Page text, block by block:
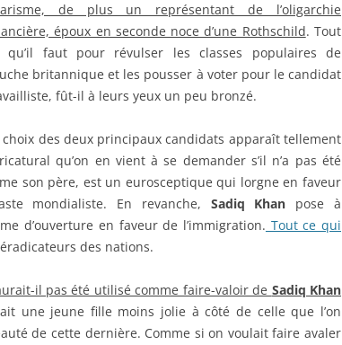
de plus un représentant de l’oligarchie
époux en seconde noce d’une Rothschild. Tout
qu’il faut pour révulser les classes populaires de
britannique et les pousser à voter pour le candidat
fût-il à leurs yeux un peu bronzé.
choix des deux principaux candidats apparaît tellement
qu’on en vient à se demander s’il n’a pas été
son père, est un eurosceptique qui lorgne en faveur
mondialiste. En revanche, Sadiq Khan pose à
d’ouverture en faveur de l’immigration. Tout ce qui
éradicateurs des nations.
il pas été utilisé comme faire-valoir de Sadiq Khan
une jeune fille moins jolie à côté de celle que l’on
de cette dernière. Comme si on voulait faire avaler